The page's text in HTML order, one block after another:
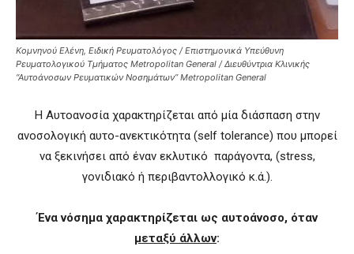
Κομνηνού Ελένη, Ειδική Ρευματολόγος / Επιστημονικά Υπεύθυνη
Ρευματολογικού Τμήματος Metropolitan General / Διευθύντρια Κλινικής
“Αυτοάνοσων Ρευματικών Νοσημάτων” Metropolitan General
Η Αυτοανοσία χαρακτηρίζεται από μία διάσπαση στην
ανοσολογική αυτο-ανεκτικότητα (self tolerance) που μπορεί
να ξεκινήσει από έναν εκλυτικό παράγοντα, (stress,
γονιδιακό ή περιβαντολλογικό κ.ά.).
Ένα νόσημα χαρακτηρίζεται ως αυτοάνοσο, όταν
μεταξύ άλλων: